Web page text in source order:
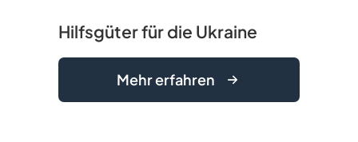
Hilfsgüter für die Ukraine
Mehr erfahren